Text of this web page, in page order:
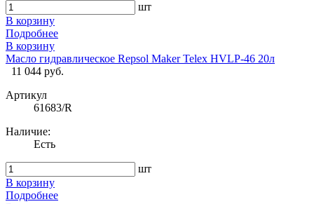
шт
В корзину
Подробнее
В корзину
Масло гидравлическое Repsol Maker Telex HVLP-46 20л
11 044 руб.
Артикул
61683/R
Наличие:
Есть
шт
В корзину
Подробнее